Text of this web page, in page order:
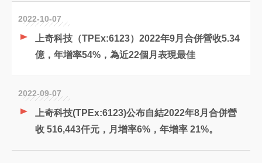
2022-10-07
上奇科技（TPEx:6123）2022年9月合併營收5.34
億，年增率54%，為近22個月表現最佳
2022-09-07
上奇科技(TPEx:6123)公布自結2022年8月合併營
收 516,443仟元，月增率6%，年增率 21%。